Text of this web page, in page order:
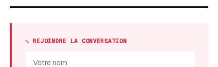
✎ REJOINDRE LA CONVERSATION